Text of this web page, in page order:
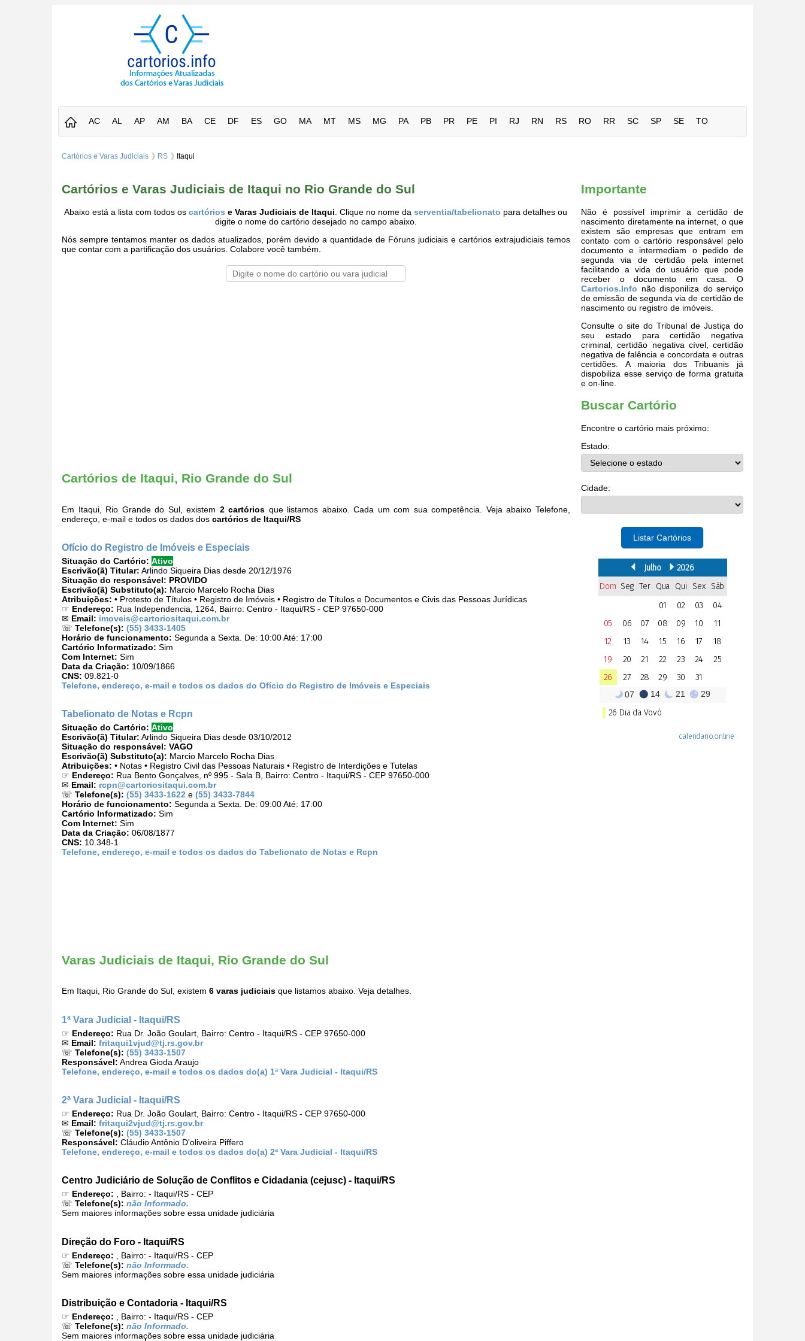
AC AL AP AM BA CE DF ES GO MA MT MS MG PA PB PR PE PI RJ RN RS RO RR SC SP SE TO
Cartórios e Varas Judiciais RS Itaqui
Cartórios e Varas Judiciais de Itaqui no Rio Grande do Sul
Abaixo está a lista com todos oscartórios e Varas Judiciais de Itaqui . Clique no nome daserventia/tabelionato para detalhes ou
digite o nome do cartório desejado no campo abaixo.
Nós sempre tentamos manter os dados atualizados, porém devido a quantidade de Fóruns judiciais e cartórios extrajudiciais temos
que contar com a partificação dos usuários. Colabore você também.
Cartórios de Itaqui, Rio Grande do Sul
Em Itaqui, Rio Grande do Sul, existem 2 cartórios que listamos abaixo. Cada um com sua competência. Veja abaixo Telefone,
endereço, e-mail e todos os dados dos cartórios de Itaqui/RS
Ofício do Registro de Imóveis e Especiais
Situação do Cartório: Ativo
Escrivão(ã) Titular: Arlindo Siqueira Dias desde 20/12/1976
Situação do responsável: PROVIDO
Escrivão(ã) Substituto(a): Marcio Marcelo Rocha Dias
Atribuições: • Protesto de Títulos • Registro de Imóveis • Registro de Títulos e Documentos e Civis das Pessoas Jurídicas
☞ Endereço: Rua Independencia, 1264, Bairro: Centro - Itaqui/RS - CEP 97650-000
✉ Email: imoveis@cartoriositaqui.com.br
☏ Telefone(s): (55) 3433-1405
Horário de funcionamento: Segunda a Sexta. De: 10:00 Até: 17:00
Cartório Informatizado: Sim
Com Internet: Sim
Data da Criação: 10/09/1866
CNS: 09.821-0
Telefone, endereço, e-mail e todos os dados do Ofício do Registro de Imóveis e Especiais
Tabelionato de Notas e Rcpn
Situação do Cartório: Ativo
Escrivão(ã) Titular: Arlindo Siqueira Dias desde 03/10/2012
Situação do responsável: VAGO
Escrivão(ã) Substituto(a): Marcio Marcelo Rocha Dias
Atribuições: • Notas • Registro Civil das Pessoas Naturais • Registro de Interdições e Tutelas
☞ Endereço: Rua Bento Gonçalves, nº 995 - Sala B, Bairro: Centro - Itaqui/RS - CEP 97650-000
✉ Email: rcpn@cartoriositaqui.com.br
☏ Telefone(s): (55) 3433-1622 e (55) 3433-7844
Horário de funcionamento: Segunda a Sexta. De: 09:00 Até: 17:00
Cartório Informatizado: Sim
Com Internet: Sim
Data da Criação: 06/08/1877
CNS: 10.348-1
Telefone, endereço, e-mail e todos os dados do Tabelionato de Notas e Rcpn
Varas Judiciais de Itaqui, Rio Grande do Sul
Em Itaqui, Rio Grande do Sul, existem 6 varas judiciais que listamos abaixo. Veja detalhes.
1ª Vara Judicial - Itaqui/RS
☞ Endereço: Rua Dr. João Goulart, Bairro: Centro - Itaqui/RS - CEP 97650-000
✉ Email: fritaqui1vjud@tj.rs.gov.br
☏ Telefone(s): (55) 3433-1507
Responsável: Andrea Gioda Araujo
Telefone, endereço, e-mail e todos os dados do(a) 1ª Vara Judicial - Itaqui/RS
2ª Vara Judicial - Itaqui/RS
☞ Endereço: Rua Dr. João Goulart, Bairro: Centro - Itaqui/RS - CEP 97650-000
✉ Email: fritaqui2vjud@tj.rs.gov.br
☏ Telefone(s): (55) 3433-1507
Responsável: Cláudio Antônio D'oliveira Piffero
Telefone, endereço, e-mail e todos os dados do(a) 2ª Vara Judicial - Itaqui/RS
Centro Judiciário de Solução de Conflitos e Cidadania (cejusc) - Itaqui/RS
☞ Endereço: , Bairro: - Itaqui/RS - CEP
☏ Telefone(s): não Informado.
Sem maiores informações sobre essa unidade judiciária
Direção do Foro - Itaqui/RS
☞ Endereço: , Bairro: - Itaqui/RS - CEP
☏ Telefone(s): não Informado.
Sem maiores informações sobre essa unidade judiciária
Distribuição e Contadoria - Itaqui/RS
☞ Endereço: , Bairro: - Itaqui/RS - CEP
☏ Telefone(s): não Informado.
Sem maiores informações sobre essa unidade judiciária
Importante
Não é possível imprimir a certidão de
nascimento diretamente na internet, o que
existem são empresas que entram em
contato com o cartório responsável pelo
documento e intermediam o pedido de
segunda via de certidão pela internet
facilitando a vida do usuário que pode
receber o documento em casa. O
Cartorios.Info não disponiliza do serviço
de emissão de segunda via de certidão de
nascimento ou registro de imóveis.
Consulte o site do Tribunal de Justiça do
seu estado para certidão negativa
criminal, certidão negativa cível, certidão
negativa de falência e concordata e outras
certidões. A maioria dos Tribuanis já
dispobiliza esse serviço de forma gratuita
e on-line.
Buscar Cartório
Encontre o cartório mais próximo:
Estado:
Cidade:
Listar Cartórios